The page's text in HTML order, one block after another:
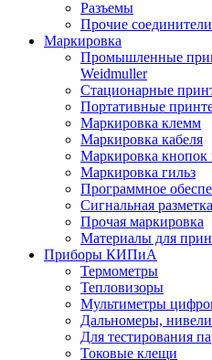
Разъемы
Прочие соединители
Маркировка
Промышленные
Weidmuller
Стационарные
Портативные
Маркировка клемм
Маркировка кабеля
Маркировка кнопок
Маркировка гильз
Программное
Сигнальная разметка
Прочая маркировка
Материалы для
Приборы КИПиА
Термометры
Тепловизоры
Мультиметры
Дальномеры,
Для тестирования
Токовые клещи